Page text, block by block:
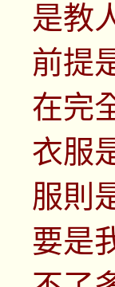
是教
前提
在完
衣服
服則
要是